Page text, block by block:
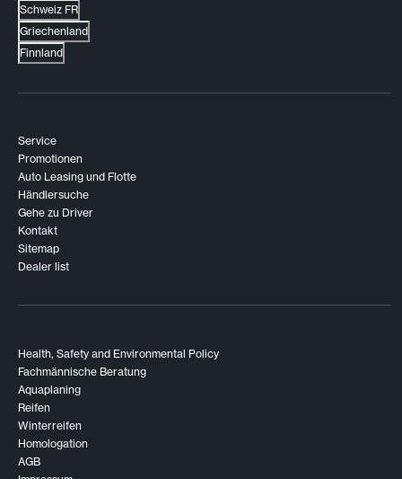
Schweiz FR
Griechenland
Finnland
Service
Promotionen
Auto Leasing und Flotte
Händlersuche
Gehe zu Driver
Kontakt
Sitemap
Dealer list
Health, Safety and Environmental Policy
Fachmännische Beratung
Aquaplaning
Reifen
Winterreifen
Homologation
AGB